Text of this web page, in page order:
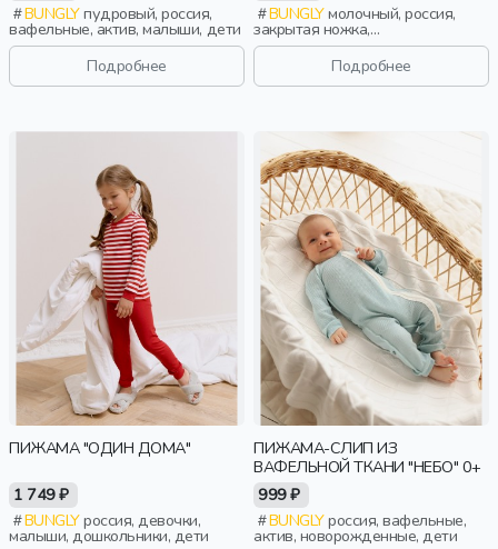
BUNGLYпудровый, россия,
вафельные, актив, малыши, дети
Подробнее
BUNGLYмолочный, россия,
закрытая ножка,
новорожденные, дети
Подробнее
ПИЖАМА "ОДИН ДОМА"
1 749 ₽
BUNGLYроссия, девочки,
малыши, дошкольники, дети
ПИЖАМА-СЛИП ИЗ
ВАФЕЛЬНОЙ ТКАНИ "НЕБО" 0+
999 ₽
BUNGLYроссия, вафельные,
актив, новорожденные, дети